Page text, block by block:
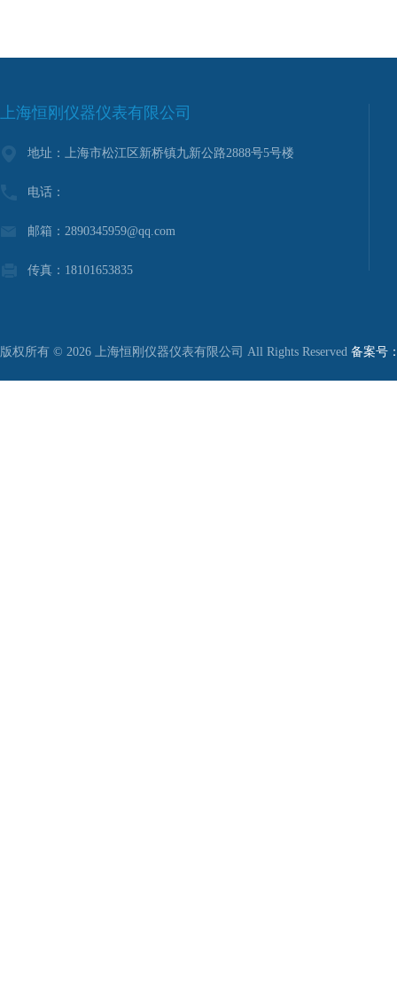
上海恒刚仪器仪表有限公司
地址：上海市松江区新桥镇九新公路2888号5号楼
电话：
邮箱：2890345959@qq.com
传真：18101653835
版权所有 © 2026 上海恒刚仪器仪表有限公司 All Rights Reserved 备案号